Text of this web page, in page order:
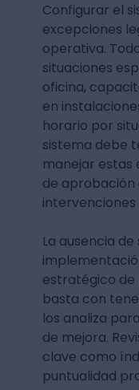
Configurar el
excepciones
operativa.
situaciones
oficina,
en
horario por
sistema debe
manejar estas
de aprobación
La ausencia
estratégico de
basta con
los analiza
de mejora.
clave como
puntualidad